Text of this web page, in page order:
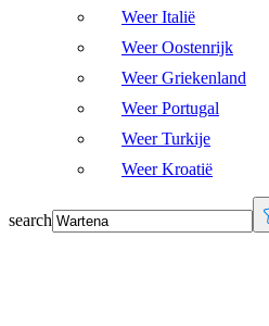
Weer Italië
Weer Oostenrijk
Weer Griekenland
Weer Portugal
Weer Turkije
Weer Kroatië
search